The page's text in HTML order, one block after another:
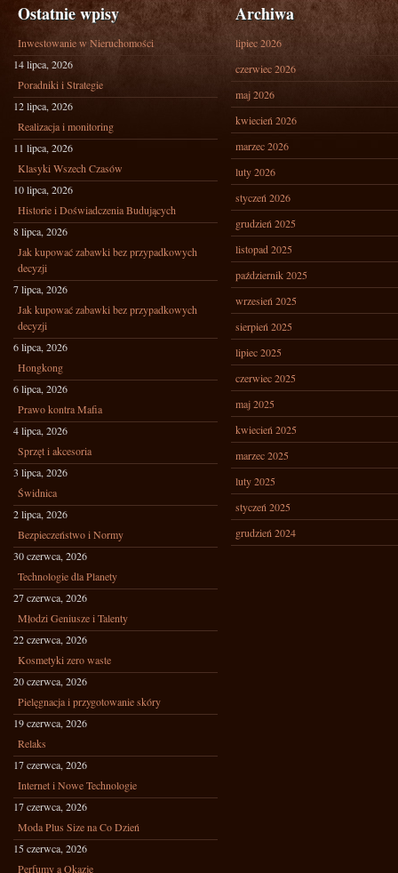
Ostatnie wpisy
Inwestowanie w Nieruchomości
14 lipca, 2026
Poradniki i Strategie
12 lipca, 2026
Realizacja i monitoring
11 lipca, 2026
Klasyki Wszech Czasów
10 lipca, 2026
Historie i Doświadczenia Budujących
8 lipca, 2026
Jak kupować zabawki bez przypadkowych
decyzji
7 lipca, 2026
Jak kupować zabawki bez przypadkowych
decyzji
6 lipca, 2026
Hongkong
6 lipca, 2026
Prawo kontra Mafia
4 lipca, 2026
Sprzęt i akcesoria
3 lipca, 2026
Świdnica
2 lipca, 2026
Bezpieczeństwo i Normy
30 czerwca, 2026
Technologie dla Planety
27 czerwca, 2026
Młodzi Geniusze i Talenty
22 czerwca, 2026
Kosmetyki zero waste
20 czerwca, 2026
Pielęgnacja i przygotowanie skóry
19 czerwca, 2026
Relaks
17 czerwca, 2026
Internet i Nowe Technologie
17 czerwca, 2026
Moda Plus Size na Co Dzień
15 czerwca, 2026
Perfumy a Okazje
Archiwa
lipiec 2026
czerwiec 2026
maj 2026
kwiecień 2026
marzec 2026
luty 2026
styczeń 2026
grudzień 2025
listopad 2025
październik 2025
wrzesień 2025
sierpień 2025
lipiec 2025
czerwiec 2025
maj 2025
kwiecień 2025
marzec 2025
luty 2025
styczeń 2025
grudzień 2024